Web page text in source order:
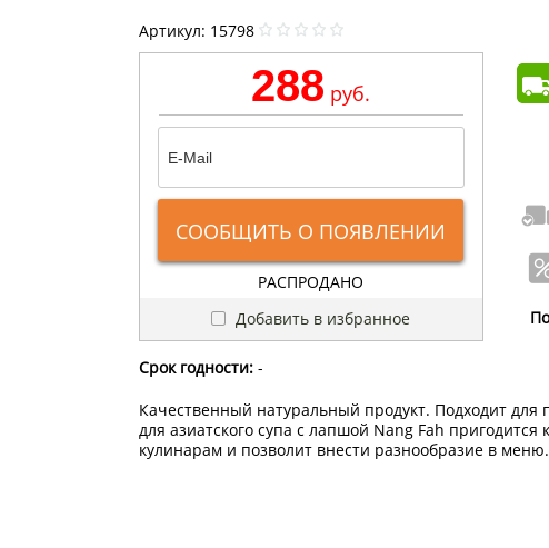
Артикул: 15798
288 руб.
СООБЩИТЬ О ПОЯВЛЕНИИ
РАСПРОДАНО
Добавить в избранное
Срок годности:-
Качественный натуральный продукт. Подходит для
для азиатского супа с лапшой Nang Fah
кулинарам и позволит внести разнообразие в меню.